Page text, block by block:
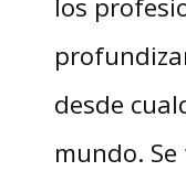
los
desde
mundo.